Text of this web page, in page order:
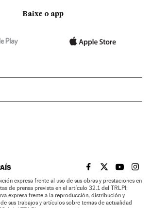
Baixe o app
EL PAÍS BRASIL EN
EL PAÍSEL PAÍS
EL
expresa frente al uso de sus obras y prestaciones en
de prensa prevista en el artículo 32.1 del TRLPI;
expresa frente a la reproducción, distribución y
sus trabajos y artículos sobre temas de actualidad